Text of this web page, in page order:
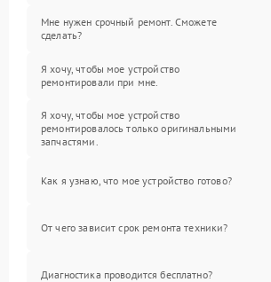
Мне нужен срочный ремонт. Сможете
сделать?
Я хочу, чтобы мое устройство
ремонтировали при мне.
Я хочу, чтобы мое устройство
ремонтировалось только оригинальными
запчастями.
Как я узнаю, что мое устройство готово?
От чего зависит срок ремонта техники?
Диагностика проводится бесплатно?